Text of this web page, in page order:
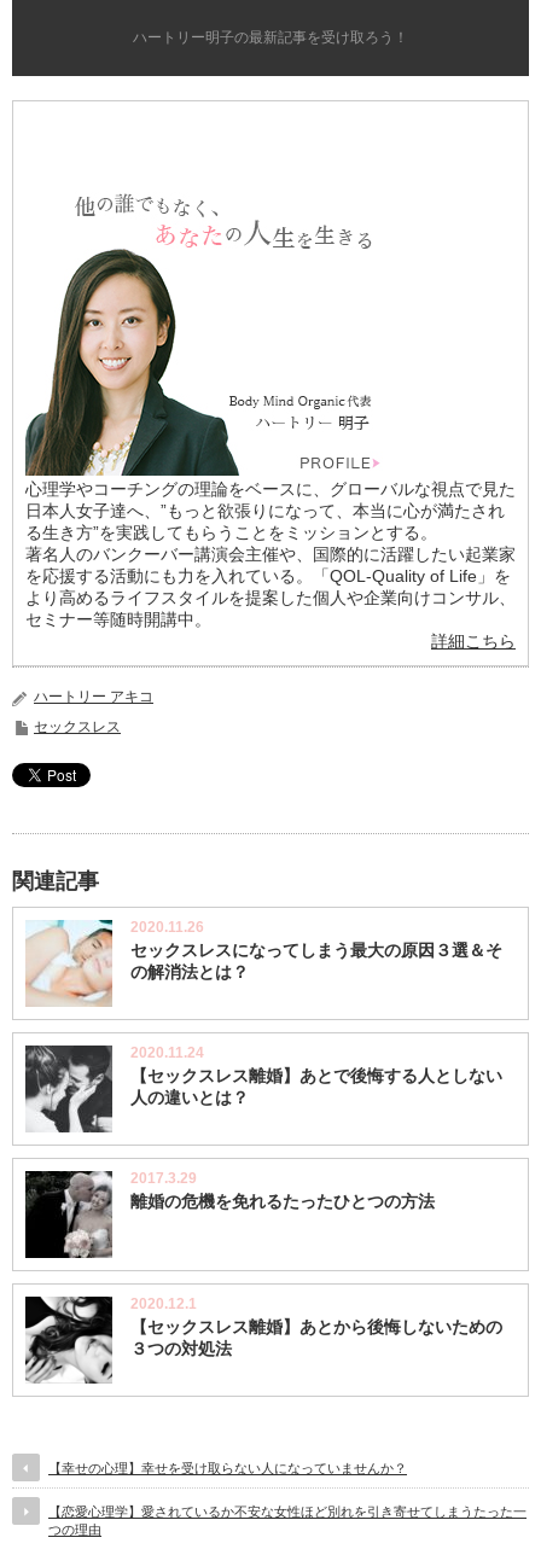
ハートリー明子の最新記事を受け取ろう！
心理学やコーチングの理論をベースに、グローバルな視点で見た
日本人女子達へ、”もっと欲張りになって、本当に心が満たされ
る生き方”を実践してもらうことをミッションとする。
著名人のバンクーバー講演会主催や、国際的に活躍したい起業家
を応援する活動にも力を入れている。「QOL-Quality of Life」を
より高めるライフスタイルを提案した個人や企業向けコンサル、
セミナー等随時開講中。
詳細こちら
ハートリー アキコ
セックスレス
関連記事
2020.11.26
セックスレスになってしまう最大の原因３選＆そ
の解消法とは？
2020.11.24
【セックスレス離婚】あとで後悔する人としない
人の違いとは？
2017.3.29
離婚の危機を免れるたったひとつの方法
2020.12.1
【セックスレス離婚】あとから後悔しないための
３つの対処法
【幸せの心理】幸せを受け取らない人になっていませんか？
【恋愛心理学】愛されているか不安な女性ほど別れを引き寄せてしまうたった一
つの理由